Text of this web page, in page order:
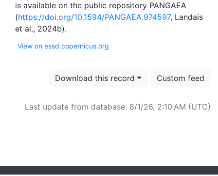
is available on the public repository PANGAEA
(https://doi.org/10.1594/PANGAEA.974597, Landais
View on essd.copernicus.org
Download this record Custom feed
Last update from database: 8/1/26, 2:10 AM (UTC)